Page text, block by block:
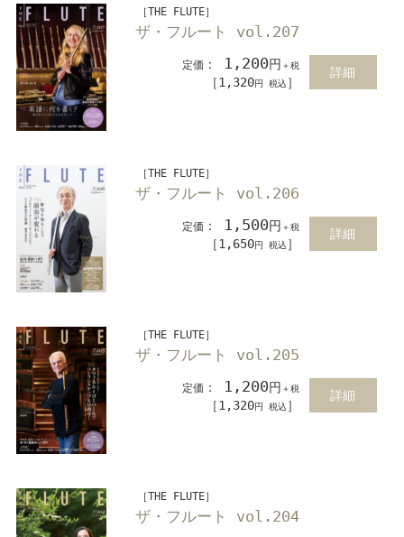
［THE FLUTE］
ザ・フルート vol.207
定価 ： 1,200円 ＋税
［1,320円 税込 ］
詳細
［THE FLUTE］
ザ・フルート vol.206
定価 ： 1,500円 ＋税
［1,650円 税込 ］
詳細
［THE FLUTE］
ザ・フルート vol.205
定価 ： 1,200円 ＋税
［1,320円 税込 ］
詳細
［THE FLUTE］
ザ・フルート vol.204